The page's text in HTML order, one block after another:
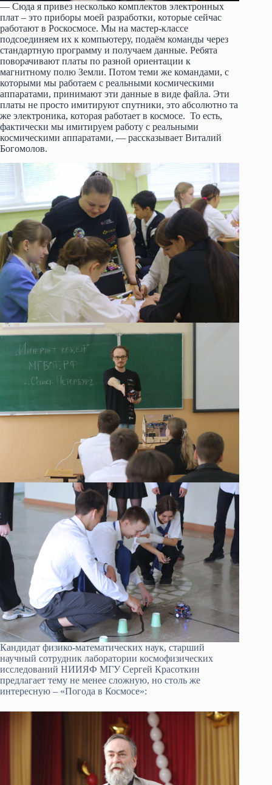
— Сюда я привез несколько комплектов электронных
плат – это приборы моей разработки, которые сейчас
работают в Роскосмосе. Мы на мастер-классе
подсоединяем их к компьютеру, подаём команды через
стандартную программу и получаем данные. Ребята
поворачивают платы по разной ориентации к
магнитному полю Земли. Потом теми же командами, с
которыми мы работаем с реальными космическими
аппаратами, принимают эти данные в виде файла. Эти
платы не просто имитируют спутники, это абсолютно та
же электроника, которая работает в космосе. То есть,
фактически мы имитируем работу с реальными
космическими аппаратами, — рассказывает Виталий
Богомолов.
Кандидат физико-математических наук, старший
научный сотрудник лаборатории космофизических
исследований НИИЯФ МГУ Сергей Красоткин
предлагает тему не менее сложную, но столь же
интересную – «Погода в Космосе»: